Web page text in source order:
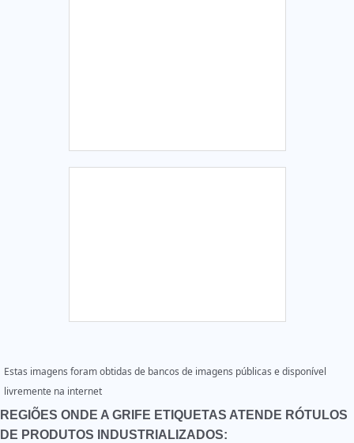
Estas imagens foram obtidas de bancos de imagens públicas e disponível
livremente na internet
REGIÕES ONDE A GRIFE ETIQUETAS ATENDE RÓTULOS
DE PRODUTOS INDUSTRIALIZADOS: